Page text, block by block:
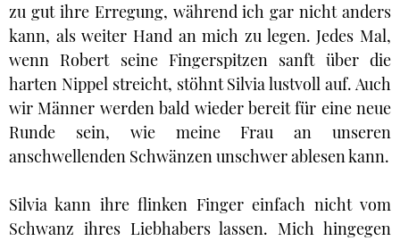
zu gut ihre Erregung, während ich gar nicht anders
kann, als weiter Hand an mich zu legen. Jedes Mal,
wenn Robert seine Fingerspitzen sanft über die
harten Nippel streicht, stöhnt Silvia lustvoll auf. Auch
wir Männer werden bald wieder bereit für eine neue
Runde sein, wie meine Frau an unseren
anschwellenden Schwänzen unschwer ablesen kann.
Silvia kann ihre flinken Finger einfach nicht vom
Schwanz ihres Liebhabers lassen. Mich hingegen